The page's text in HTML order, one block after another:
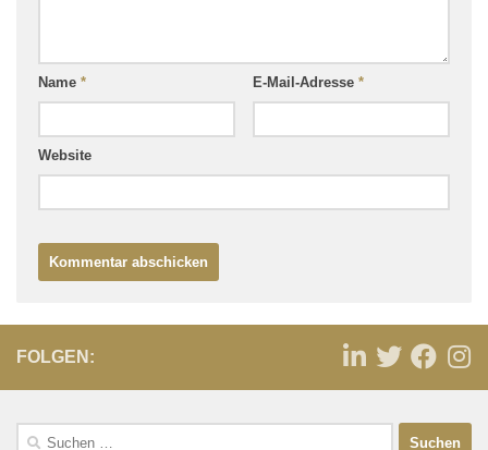
Name * E-Mail-Adresse *
Website
FOLGEN: